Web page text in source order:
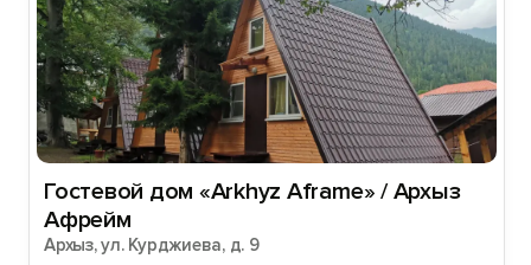
Гостевой дом «Arkhyz Aframe» / Архыз
Афрейм
Архыз, ул. Курджиева, д. 9